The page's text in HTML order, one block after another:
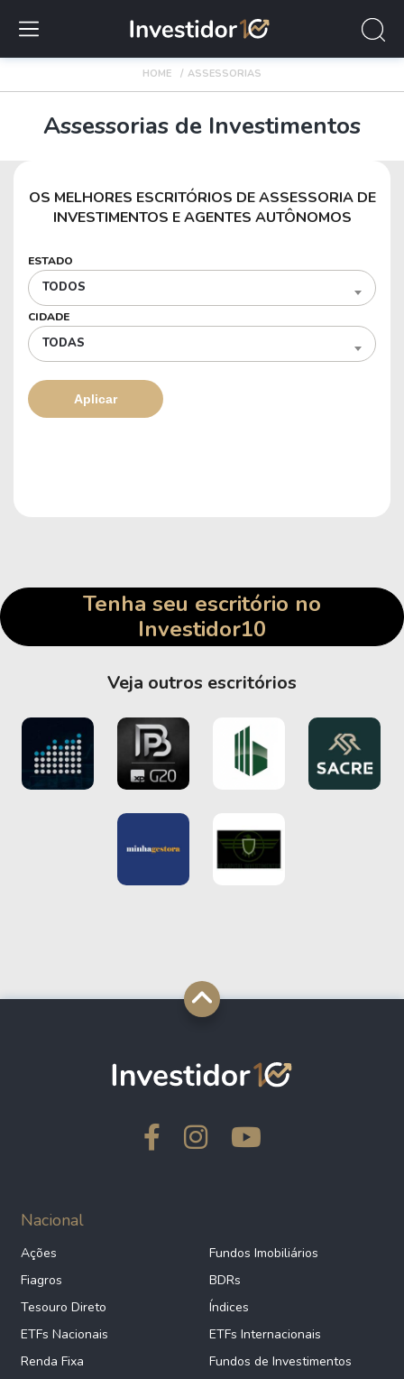
HOME ASSESSORIAS
Assessorias de Investimentos
OS MELHORES ESCRITÓRIOS DE ASSESSORIA DE
INVESTIMENTOS E AGENTES AUTÔNOMOS
ESTADO
TODOS
CIDADE
TODAS
Aplicar
Tenha seu escritório no
Investidor10
Veja outros escritórios
Nacional
Ações
Fundos Imobiliários
Fiagros
BDRs
Tesouro Direto
Índices
ETFs Nacionais
ETFs Internacionais
Renda Fixa
Fundos de Investimentos